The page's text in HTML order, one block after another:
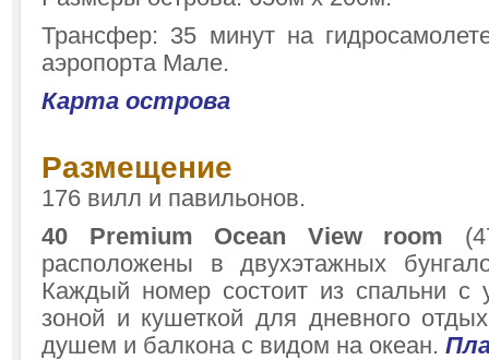
Трансфер: 35 минут на
аэропорта Мале.
Карта острова
Размещение
176 вилл и павильонов.
40 Premium Ocean View room
расположены в двухэтажных
Каждый номер состоит из спальни с
зоной и кушеткой для дневного
душем и балкона с видом на океан.